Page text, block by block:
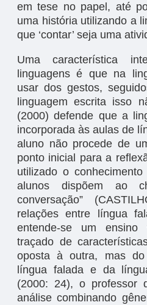
em tese no papel, até
uma história utilizando a
que ‘contar’ seja uma
Uma característica
linguagens é que na
usar dos gestos,
linguagem escrita isso
(2000) defende que a
incorporada às aulas de
aluno não procede de
ponto inicial para a
utilizado o
alunos dispõem ao
conversação”
relações entre língua
entende-se um
traçado de
oposta à outra, mas do
língua falada e da
(2000: 24), o professor
análise combinando